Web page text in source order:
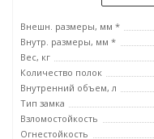
Внешн. размеры, мм *
Внутр. размеры, мм *
Вес, кг
Количество полок
Внутренний объем, л
Тип замка
Взломостойкость
Огнестойкость